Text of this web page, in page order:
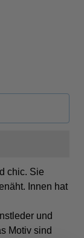
chic. Sie
Innen hat
und
Motiv sind